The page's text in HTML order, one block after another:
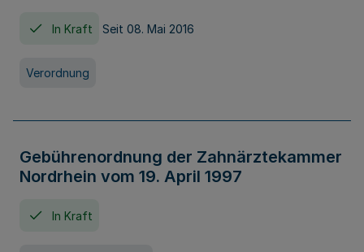
In Kraft Seit 08. Mai 2016
Verordnung
Gebührenordnung der Zahnärztekammer
Nordrhein vom 19. April 1997
In Kraft